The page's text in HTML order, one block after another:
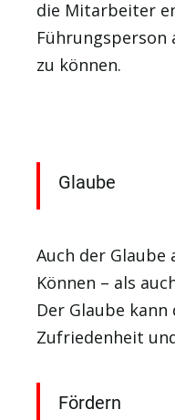
die Mitarbeiter
Führungsperson
zu können.
Glaube
Auch der
Können – als
Der Glaube
Zufriedenheit
Fördern